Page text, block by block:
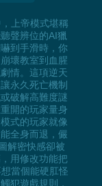
上帝模式堪稱
聲辨位的AI獵
到手滑時，你
壞教室到血腥
情。這項逆天
永久死亡機制
破解高難度謎
開的玩家量身
式的玩家就像
全身而退，儼
解密快感卻被
用修改功能把
當個能硬肛怪
犯遊戲規則，